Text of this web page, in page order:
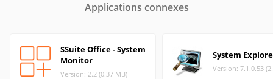
Applications connexes
SSuite Office - System
Monitor
Version: 2.2 (0.37 MB)
System
Version: 7.1.0.53